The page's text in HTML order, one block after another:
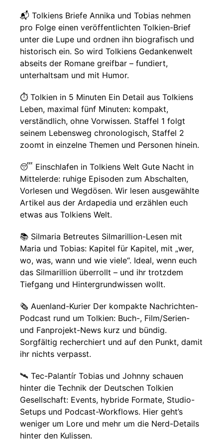
📬 Tolkiens Briefe Annika und Tobias nehmen
pro Folge einen veröffentlichten Tolkien-Brief
unter die Lupe und ordnen ihn biografisch und
historisch ein. So wird Tolkiens Gedankenwelt
abseits der Romane greifbar – fundiert,
unterhaltsam und mit Humor.
⏱️ Tolkien in 5 Minuten Ein Detail aus Tolkiens
Leben, maximal fünf Minuten: kompakt,
verständlich, ohne Vorwissen. Staffel 1 folgt
seinem Lebensweg chronologisch, Staffel 2
zoomt in einzelne Themen und Personen hinein.
😴 Einschlafen in Tolkiens Welt Gute Nacht in
Mittelerde: ruhige Episoden zum Abschalten,
Vorlesen und Wegdösen. Wir lesen ausgewählte
Artikel aus der Ardapedia und erzählen euch
etwas aus Tolkiens Welt.
📚 Silmaria Betreutes Silmarillion-Lesen mit
Maria und Tobias: Kapitel für Kapitel, mit „wer,
wo, was, wann und wie viele“. Ideal, wenn euch
das Silmarillion überrollt – und ihr trotzdem
Tiefgang und Hintergrundwissen wollt.
🗞️ Auenland-Kurier Der kompakte Nachrichten-
Podcast rund um Tolkien: Buch-, Film/Serien-
und Fanprojekt-News kurz und bündig.
Sorgfältig recherchiert und auf den Punkt, damit
ihr nichts verpasst.
🛰️ Tec-Palantír Tobias und Johnny schauen
hinter die Technik der Deutschen Tolkien
Gesellschaft: Events, hybride Formate, Studio-
Setups und Podcast-Workflows. Hier geht’s
weniger um Lore und mehr um die Nerd-Details
hinter den Kulissen.